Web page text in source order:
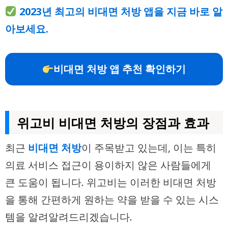
2023년 최고의 비대면 처방 앱을 지금 바로 알
아보세요.
비대면 처방 앱 추천 확인하기
위고비 비대면 처방의 장점과 효과
최근 비대면 처방이 주목받고 있는데, 이는 특히
의료 서비스 접근이 용이하지 않은 사람들에게
큰 도움이 됩니다. 위고비는 이러한 비대면 처방
을 통해 간편하게 원하는 약을 받을 수 있는 시스
템을 알려알려드리겠습니다.